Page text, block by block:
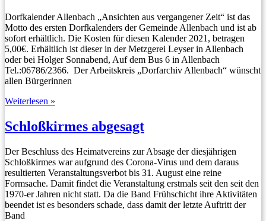
Dorfkalender Allenbach „Ansichten aus vergangener Zeit“ ist das
Motto des ersten Dorfkalenders der Gemeinde Allenbach und ist ab
sofort erhältlich. Die Kosten für diesen Kalender 2021, betragen
5,00€. Erhältlich ist dieser in der Metzgerei Leyser in Allenbach
oder bei Holger Sonnabend, Auf dem Bus 6 in Allenbach
Tel.:06786/2366. Der Arbeitskreis „Dorfarchiv Allenbach“ wünscht
allen Bürgerinnen
Dorfkalender
Weiterlesen »
Schloßkirmes abgesagt
Der Beschluss des Heimatvereins zur Absage der diesjährigen
Schloßkirmes war aufgrund des Corona-Virus und dem daraus
resultierten Veranstaltungsverbot bis 31. August eine reine
Formsache. Damit findet die Veranstaltung erstmals seit den seit den
1970-er Jahren nicht statt. Da die Band Frühschicht ihre Aktivitäten
beendet ist es besonders schade, dass damit der letzte Auftritt der
Band